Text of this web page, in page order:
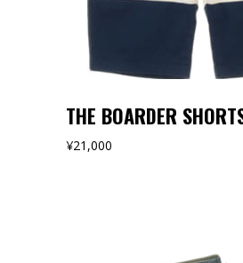
THE BOARDER
¥21,000